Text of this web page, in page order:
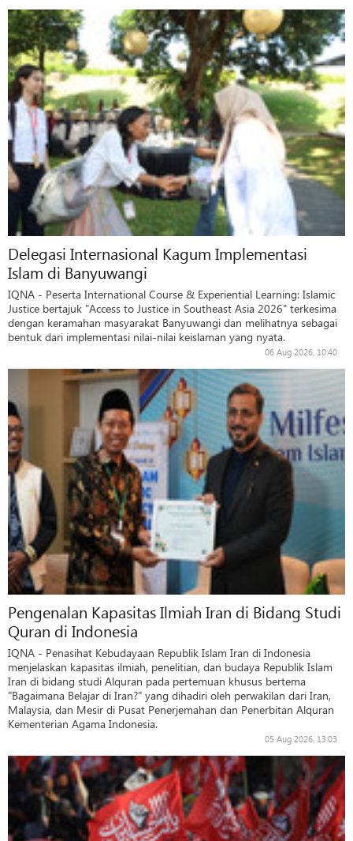
Delegasi Internasional Kagum Implementasi
Islam di Banyuwangi
IQNA - Peserta International Course & Experiential Learning: Islamic
Justice bertajuk "Access to Justice in Southeast Asia 2026" terkesima
dengan keramahan masyarakat Banyuwangi dan melihatnya sebagai
bentuk dari implementasi nilai-nilai keislaman yang nyata.
06 Aug 2026, 10:40
Pengenalan Kapasitas Ilmiah Iran di Bidang Studi
Quran di Indonesia
IQNA - Penasihat Kebudayaan Republik Islam Iran di Indonesia
menjelaskan kapasitas ilmiah, penelitian, dan budaya Republik Islam
Iran di bidang studi Alquran pada pertemuan khusus bertema
"Bagaimana Belajar di Iran?" yang dihadiri oleh perwakilan dari Iran,
Malaysia, dan Mesir di Pusat Penerjemahan dan Penerbitan Alquran
Kementerian Agama Indonesia.
05 Aug 2026, 13:03